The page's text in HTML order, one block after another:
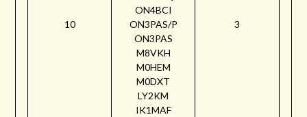
10
ON4BCI
ON3PAS/P
ON3PAS
M8VKH
M0HEM
M0DXT
LY2KM
IK1MAF
3